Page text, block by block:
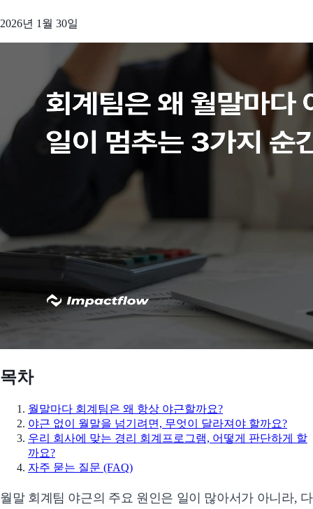
2026년 1월 30일
목차
월말마다 회계팀은 왜 항상 야근할까요?
야근 없이 월말을 넘기려면, 무엇이 달라져야 할까요?
우리 회사에 맞는 경리 회계프로그램, 어떻게 판단하게 할
까요?
자주 묻는 질문 (FAQ)
월말 회계팀 야근의 주요 원인은 일이 많아서가 아니라, 다